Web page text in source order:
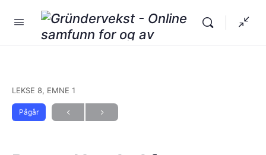
LEKSE 8, EMNE 1
Pågår